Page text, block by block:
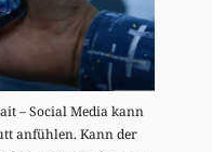
– Social Media kann
anfühlen. Kann der